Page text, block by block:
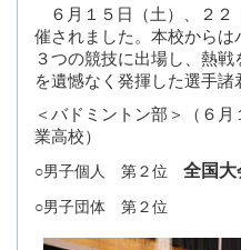
６月１５日（土）、２
催されました。本校から
３つの競技に出場し、熱
を遺憾なく発揮した選手諸
＜バドミントン部＞（６
業高校）
○男子個人 第２位 全国大
○男子団体 第２位